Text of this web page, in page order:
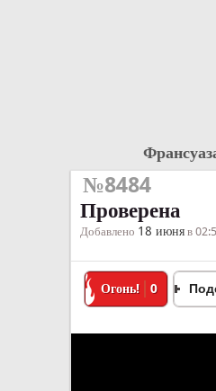
№8484
Проверена
Добавлено 18 июня в
Огонь! 0